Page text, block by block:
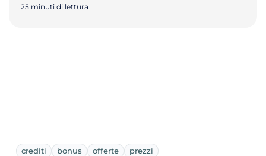
25 minuti di lettura
crediti bonus offerte prezzi